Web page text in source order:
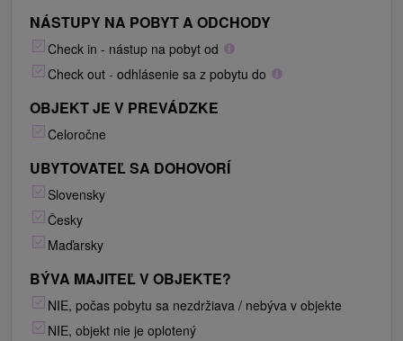
NÁSTUPY NA POBYT A ODCHODY
Check in - nástup na pobyt od
Check out - odhlásenie sa z pobytu do
OBJEKT JE V PREVÁDZKE
Celoročne
UBYTOVATEĽ SA DOHOVORÍ
Slovensky
Česky
Maďarsky
BÝVA MAJITEĽ V OBJEKTE?
NIE, počas pobytu sa nezdržiava / nebýva v objekte
NIE, objekt nie je oplotený